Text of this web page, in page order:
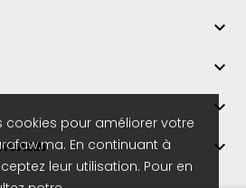
cookies pour améliorer votre
En continuant à
leur utilisation. Pour en



